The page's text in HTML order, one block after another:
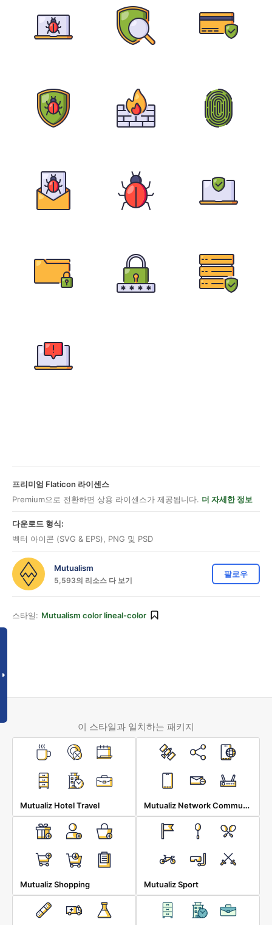
프리미엄 Flaticon 라이센스
Premium으로 전환하면 상용 라이센스가 제공됩니다. 더 자세한 정보
다운로드 형식:
벡터 아이콘 (SVG & EPS), PNG 및 PSD
Mutualism
5,593의 리소스 다 보기
팔로우
스타일: Mutualism color lineal-color
이 스타일과 일치하는 패키지
Mutualiz Hotel Travel Mutualiz Network Communication
Mutualiz Shopping Mutualiz Sport